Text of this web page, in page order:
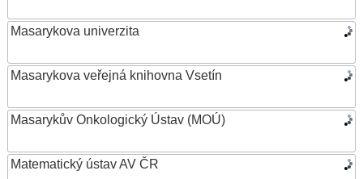
Masarykova univerzita
Masarykova veřejná knihovna Vsetín
Masarykův Onkologický Ústav (MOÚ)
Matematický ústav AV ČR